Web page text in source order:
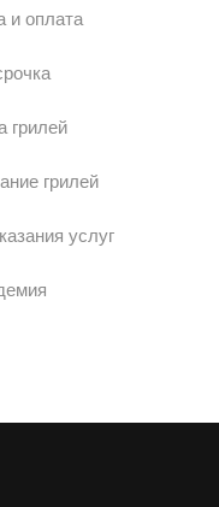
и оплата
грилей
грилей
услуг